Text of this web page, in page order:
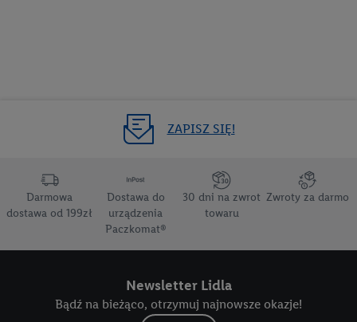
ZAPISZ SIĘ!
Darmowa
dostawa od 199zł
Dostawa do
urządzenia
Paczkomat®
30 dni na zwrot
towaru
Zwroty za darmo
Newsletter Lidla
Bądź na bieżąco, otrzymuj najnowsze okazje!